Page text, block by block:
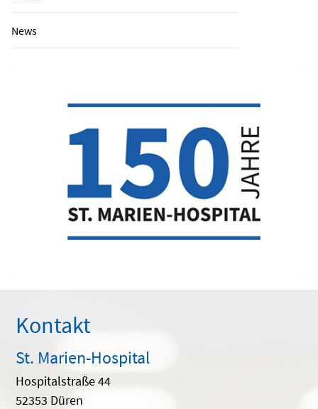
News
Kontakt
St. Marien-Hospital
Hospitalstraße 44
52353 Düren